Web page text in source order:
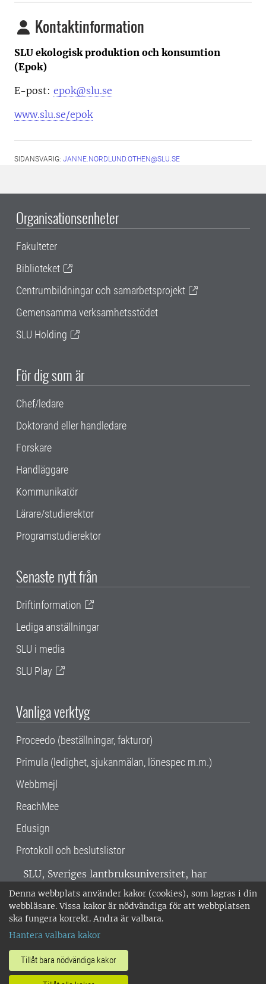
Denna webbplats använder kakor (cookies), som lagras i din
webbläsare. Vissa kakor är nödvändiga för att webbplatsen
ska fungera korrekt. Andra är valbara.
Hantera valbara kakor
Tillåt bara nödvändiga kakor
Kontaktinformation
SLU ekologisk produktion och konsumtion
(Epok)
E-post: epok@slu.se
www.slu.se/epok
SIDANSVARIG: JANNE.NORDLUND.OTHEN@SLU.SE
Organisationsenheter
Fakulteter
Biblioteket
Centrumbildningar och samarbetsprojekt
Gemensamma verksamhetsstödet
SLU Holding
För dig som är
Chef/ledare
Doktorand eller handledare
Forskare
Handläggare
Kommunikatör
Lärare/studierektor
Programstudierektor
Senaste nytt från
Driftinformation
Lediga anställningar
SLU i media
SLU Play
Vanliga verktyg
Proceedo (beställningar, fakturor)
Primula (ledighet, sjukanmälan, lönespec m.m.)
Webbmejl
ReachMee
Edusign
Protokoll och beslutslistor
SLU, Sveriges lantbruksuniversitet, har
verksamhet över hela Sverige. Huvudorter är
Alnarp, Uppsala och Umeå.SLU är
miljöcertifierat enligt ISO 14001. •
018-67 10 00 • Org nr: 202100-2817 •
Om SLU:s webbplatser
•Hantera kakor•Behandling av